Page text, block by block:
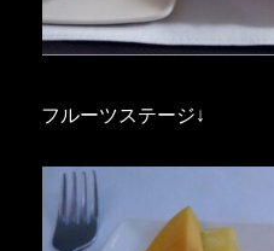
フルーツステージ↓